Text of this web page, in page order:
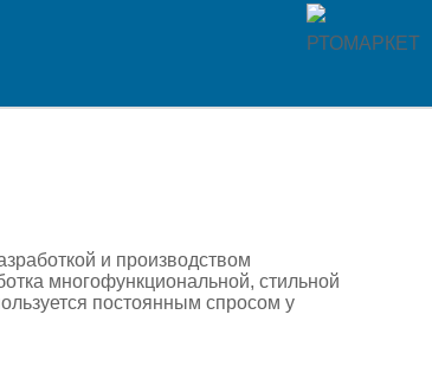
и производством
многофункциональной, стильной
постоянным спросом у